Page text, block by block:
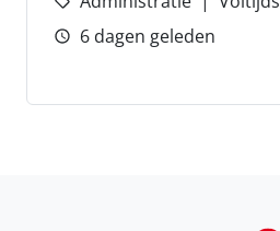
6 dagen geleden